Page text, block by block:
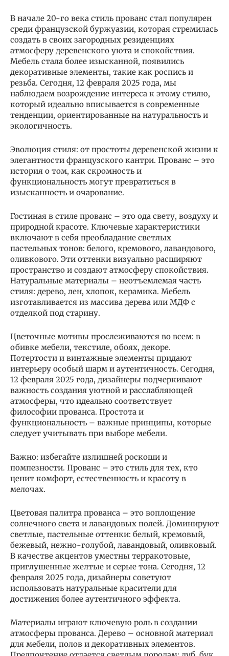
В начале 20-го века стиль прованс стал популярен
среди французской буржуазии, которая стремилась
создать в своих загородных резиденциях
атмосферу деревенского уюта и спокойствия.
Мебель стала более изысканной, появились
декоративные элементы, такие как роспись и
резьба. Сегодня, 12 февраля 2025 года, мы
наблюдаем возрождение интереса к этому стилю,
который идеально вписывается в современные
тенденции, ориентированные на натуральность и
экологичность.
Эволюция стиля: от простоты деревенской жизни к
элегантности французского кантри. Прованс – это
история о том, как скромность и
функциональность могут превратиться в
изысканность и очарование.
Гостиная в стиле прованс – это ода свету, воздуху и
природной красоте. Ключевые характеристики
включают в себя преобладание светлых
пастельных тонов: белого, кремового, лавандового,
оливкового. Эти оттенки визуально расширяют
пространство и создают атмосферу спокойствия.
Натуральные материалы – неотъемлемая часть
стиля: дерево, лен, хлопок, керамика. Мебель
изготавливается из массива дерева или МДФ с
отделкой под старину.
Цветочные мотивы прослеживаются во всем: в
обивке мебели, текстиле, обоях, декоре.
Потертости и винтажные элементы придают
интерьеру особый шарм и аутентичность. Сегодня,
12 февраля 2025 года, дизайнеры подчеркивают
важность создания уютной и расслабляющей
атмосферы, что идеально соответствует
философии прованса. Простота и
функциональность – важные принципы, которые
следует учитывать при выборе мебели.
Важно: избегайте излишней роскоши и
помпезности. Прованс – это стиль для тех, кто
ценит комфорт, естественность и красоту в
мелочах.
Цветовая палитра прованса – это воплощение
солнечного света и лавандовых полей. Доминируют
светлые, пастельные оттенки: белый, кремовый,
бежевый, нежно-голубой, лавандовый, оливковый.
В качестве акцентов уместны терракотовые,
приглушенные желтые и серые тона. Сегодня, 12
февраля 2025 года, дизайнеры советуют
использовать натуральные красители для
достижения более аутентичного эффекта.
Материалы играют ключевую роль в создании
атмосферы прованса. Дерево – основной материал
для мебели, полов и декоративных элементов.